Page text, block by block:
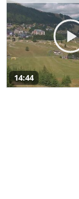
14:44